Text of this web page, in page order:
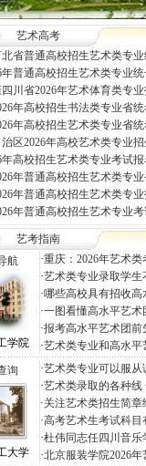
艺术高考
北省普通高校招生艺术类专
年普通高校招生艺术类专业
川省2026年艺术体育类专
年高校招生书法类专业省
年高校招生艺术类专业省
区2026年高校艺术类专业
年高校招生艺术类专业考试
年普通高校招生艺术类专
年普通高校招生艺术类专业
年普通高校招生艺术专业
艺考指南
航
学院
·重庆：2026年艺术
·艺术类专业录取学生
·哪些高校具有招收高
·一图看懂高水平艺术
·报考高水平艺术团前
·艺术类专业和高水平
询
大学
·艺术类专业可以服从
·艺术类录取的各种
·关注艺术类招生简章
·高考艺术生考试科目
·杜伟同志任四川音乐
·北京服装学院2026